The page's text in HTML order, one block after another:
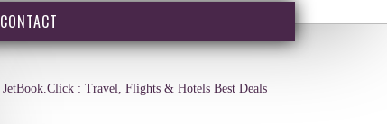
CONTACT
JetBook.Click : Travel, Flights & Hotels Best Deals